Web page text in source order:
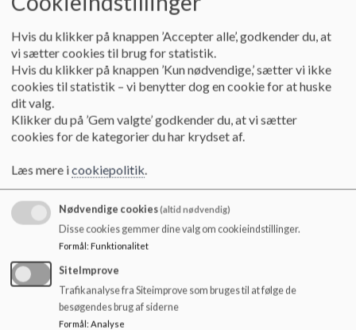
- Kunsten om workshops og projekter i billedkunst
- Vestbyens Skovhave, som ligger midt i vores egen forhave
- Aalborg Freja, som låner os deres hal, udstyr og baner
Og glæder os over, at vi kan bruge byens mange andre tilbud,
når det passer os.
Vores værdier
Dagligdagen på Vesterkærets skole hviler på fem værdier,
som ikke bare er ord på et stykke papir, men noget vi gør os
umage med at efterleve hver eneste dag:
Hvis du klikker på knappen ’Accepter alle’, godkender du, at
vi sætter cookies til brug for statistik.
Hvis du klikker på knappen ’Kun nødvendige,’ sætter vi ikke
cookies til statistik – vi benytter dog en cookie for at huske
dit valg.
Klikker du på ’Gem valgte’ godkender du, at vi sætter
cookies for de kategorier du har krydset af.
Læs mere icookiepolitik.
Nødvendige cookies(altid nødvendig)
Disse cookies gemmer dine valg om cookieindstillinger.
Formål: Funktionalitet
SiteImprove
Trafikanalyse fra Siteimprove som bruges til at følge de
besøgendes brug af siderne
Formål: Analyse